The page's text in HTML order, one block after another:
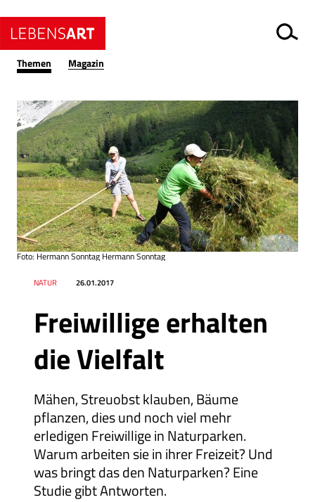
Themen Magazin
Freiwillige erhalten
die Vielfalt
Mähen, Streuobst klauben, Bäume
pflanzen, dies und noch viel mehr
erledigen Freiwillige in Naturparken.
Warum arbeiten sie in ihrer Freizeit? Und
was bringt das den Natur­parken? Eine
Studie gibt Antworten.
Datum 26.01.2017
RessortNATUR
Foto: Hermann Sonntag Hermann Sonntag